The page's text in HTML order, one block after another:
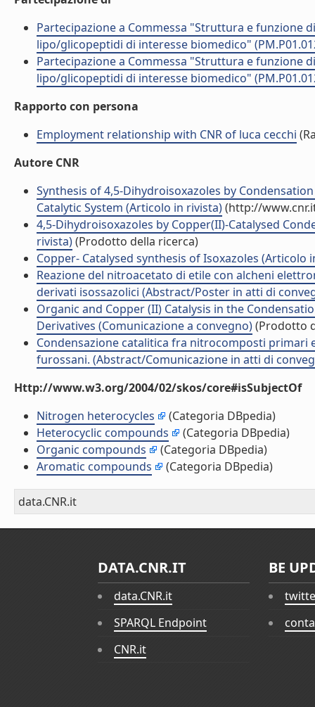
Partecipazione a Commessa "Struttura e funzione
lipo/glicopeptidi di interesse biomedico"
Partecipazione a Commessa "Struttura e funzione
lipo/glicopeptidi di interesse biomedico"
Rapporto con persona
Employment relationship with CNR of luca cecchi
Autore CNR
Synthesis of 4,5-Dihydroisoxazoles by
Catalytic System (Articolo in rivista)(http://
4,5-Dihydroisoxazoles by Copper(II)-Catalysed
rivista)(Prodotto della ricerca)
Copper- Catalysed synthesis of Isoxazoles (Articolo
Reazione del nitroacetato di etile con alcheni
derivati isossazolici (Abstract/Poster in atti di
Organic and Copper (II) Catalysis in the
Derivatives (Comunicazione a convegno)(Prodotto
Condensazione catalitica fra nitrocomposti primari
furossani. (Abstract/Comunicazione in atti di
Http://www.w3.org/2004/02/skos/core#isSubjectOf
Nitrogen heterocycles
(Categoria DBpedia)
Heterocyclic compounds
(Categoria DBpedia)
Organic compounds
(Categoria DBpedia)
Aromatic compounds
(Categoria DBpedia)
data.CNR.it
DATA.CNR.IT
data.CNR.it
SPARQL Endpoint
CNR.it
BE